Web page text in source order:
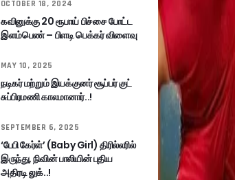
OCTOBER 18, 2024
கவினுக்கு 20 ரூபாய் பிச்சை போட்ட
இளம்பெண் – பிளடி பெக்கர் விளைவு
MAY 10, 2025
நடிகர் மற்றும் இயக்குனர் சூப்பர் குட்
சுப்பிரமணி காலமானார்..!
SEPTEMBER 6, 2025
‘பேபி கேர்ள்’ (Baby Girl) திரில்லரில்
இருந்து, நிவின் பாலியின் புதிய
அதிரடி லுக்..!